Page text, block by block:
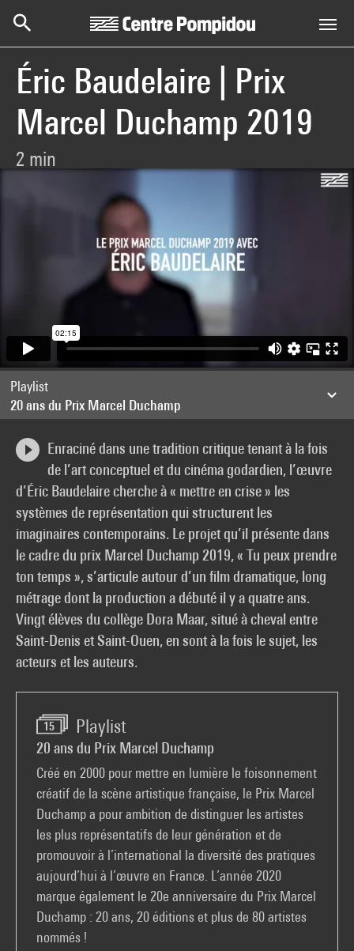
Éric Baudelaire | Prix
Marcel Duchamp 2019
2 min
Playlist
20 ans du Prix Marcel Duchamp
Enraciné dans une tradition critique tenant à la fois
de l’art conceptuel et du cinéma godardien, l’œuvre
d’Éric Baudelaire cherche à « mettre en crise » les
systèmes de représentation qui structurent les
imaginaires contemporains. Le projet qu’il présente dans
le cadre du prix Marcel Duchamp 2019, « Tu peux prendre
ton temps », s’articule autour d’un film dramatique, long
métrage dont la production a débuté il y a quatre ans.
Vingt élèves du collège Dora Maar, situé à cheval entre
Saint-Denis et Saint-Ouen, en sont à la fois le sujet, les
acteurs et les auteurs.
15 Playlist
20 ans du Prix Marcel Duchamp
Créé en 2000 pour mettre en lumière le foisonnement
créatif de la scène artistique française, le Prix Marcel
Duchamp a pour ambition de distinguer les artistes
les plus représentatifs de leur génération et de
promouvoir à l’international la diversité des pratiques
aujourd’hui à l’œuvre en France. L’année 2020
marque également le 20e anniversaire du Prix Marcel
Duchamp : 20 ans, 20 éditions et plus de 80 artistes
nommés !